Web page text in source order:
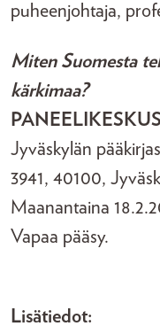
puheenjohtaja,
Miten Suomesta
kärkimaa?
Jyväskylän
3941, 40100,
Maanantaina
Vapaa pääsy.
Lisätiedot: